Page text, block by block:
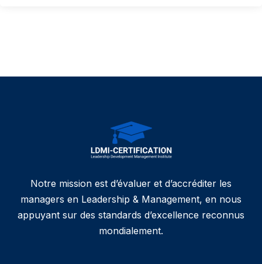
Notre mission est d’évaluer et d’accréditer les
managers en Leadership & Management, en nous
appuyant sur des standards d’excellence reconnus
mondialement.